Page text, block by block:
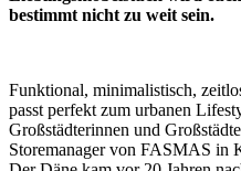
bestimmt nicht zu weit sein.
Funktional, minimalistisch,
passt perfekt zum urbanen
Großstädterinnen und
Storemanager von FASMAS in